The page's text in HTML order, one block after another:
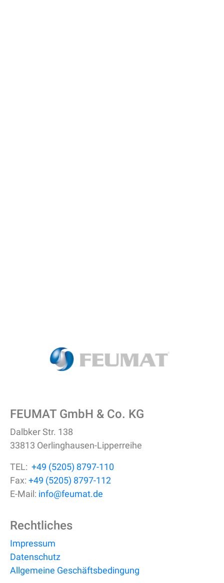
FEUMAT GmbH & Co. KG
Dalbker Str. 138
33813 Oerlinghausen-Lipperreihe
TEL: +49 (5205) 8797-110
Fax: +49 (5205) 8797-112
E-Mail: info@feumat.de
Rechtliches
Impressum
Datenschutz
Allgemeine Geschäftsbedingung